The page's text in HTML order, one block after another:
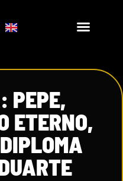
PEPE,
ETERNO,